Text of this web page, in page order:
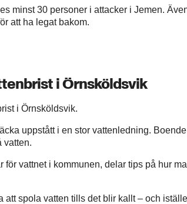
minst 30 personer i attacker i Jemen.
att ha legat bakom.
i Örnsköldsvik
i Örnsköldsvik.
uppstått i en stor vattenledning.
vatten.
för vattnet i kommunen, delar tips på hur
att spola vatten tills det blir kallt – och